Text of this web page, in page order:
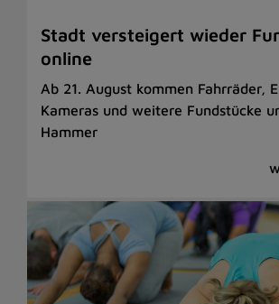
Stadt versteigert wieder
online
Ab 21. August kommen Fahrräder,
Kameras und weitere Fundstücke
Hammer